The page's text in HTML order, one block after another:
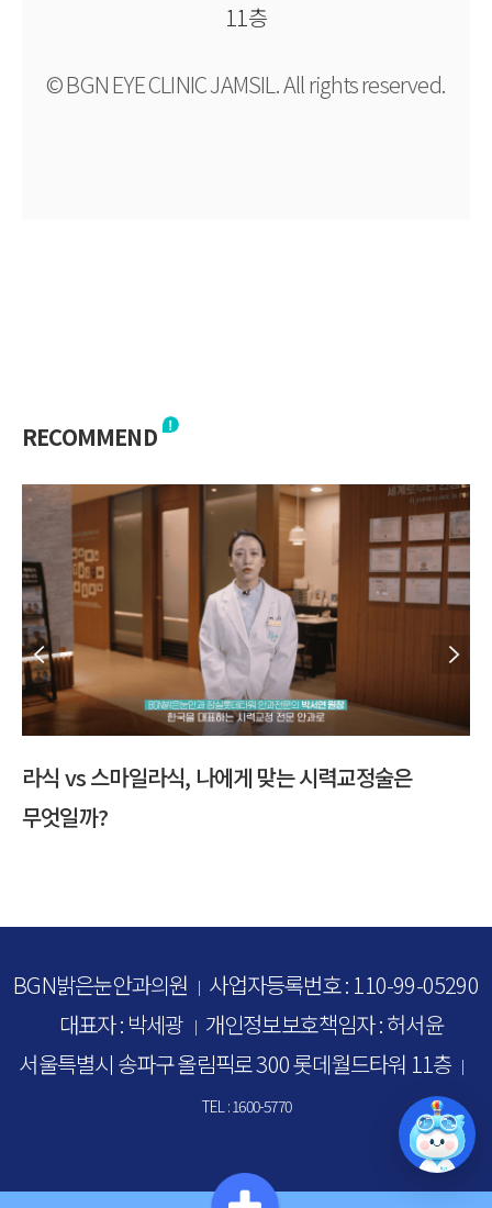
11층
© BGN EYE CLINIC JAMSIL. All rights reserved.
RECOMMEND
vs 스마일라식, 나에게 맞는 시력교정술은
일까?
BGN밝은눈안과의원 ｜ 사업자등록번호 : 110-99-05290
대표자 : 박세광 ｜ 개인정보보호책임자 : 허서윤
서울특별시 송파구 올림픽로 300 롯데월드타워 11층 ｜
TEL : 1600-5770